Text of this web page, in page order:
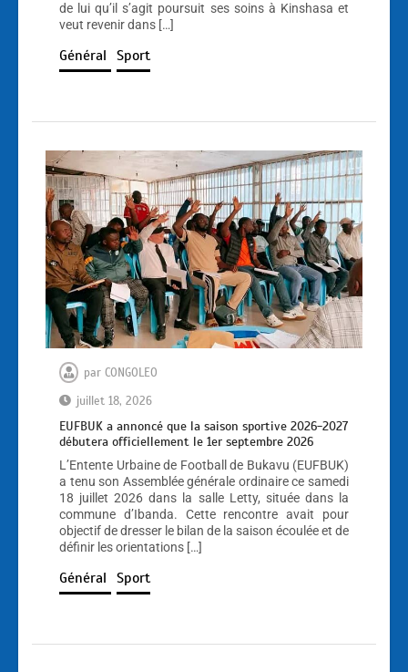
de lui qu’il s’agit poursuit ses soins à Kinshasa et
veut revenir dans […]
Général Sport
par CONGOLEO
juillet 18, 2026
EUFBUK a annoncé que la saison sportive 2026-2027
débutera officiellement le 1er septembre 2026
L’Entente Urbaine de Football de Bukavu (EUFBUK)
a tenu son Assemblée générale ordinaire ce samedi
18 juillet 2026 dans la salle Letty, située dans la
commune d’Ibanda. Cette rencontre avait pour
objectif de dresser le bilan de la saison écoulée et de
définir les orientations […]
Général Sport